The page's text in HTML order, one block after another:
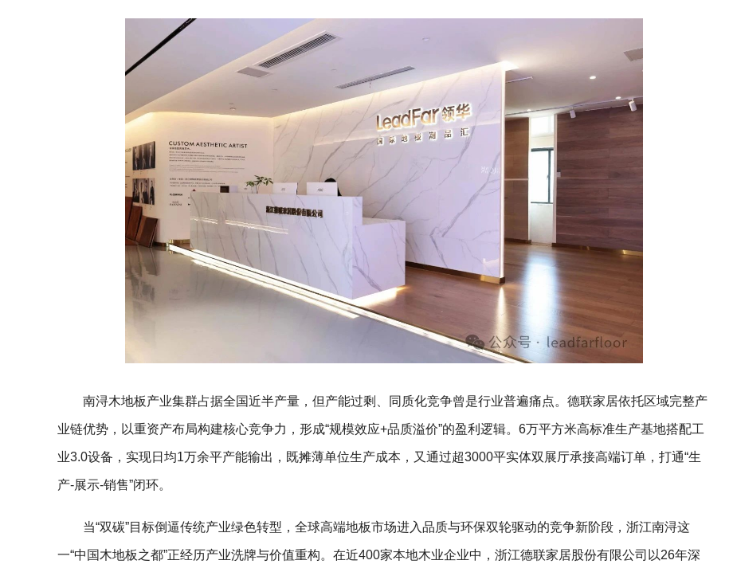
南浔木地板产业集群占据全国近半产量，但产能过剩、同质化竞争曾是行业普遍痛点。德联家居依托区域完整产
业链优势，以重资产布局构建核心竞争力，形成“规模效应+品质溢价”的盈利逻辑。6万平方米高标准生产基地搭配工
业3.0设备，实现日均1万余平产能输出，既摊薄单位生产成本，又通过超3000平实体双展厅承接高端订单，打通“生
产-展示-销售”闭环。
当“双碳”目标倒逼传统产业绿色转型，全球高端地板市场进入品质与环保双轮驱动的竞争新阶段，浙江南浔这
一“中国木地板之都”正经历产业洗牌与价值重构。在近400家本地木业企业中，浙江德联家居股份有限公司以26年深